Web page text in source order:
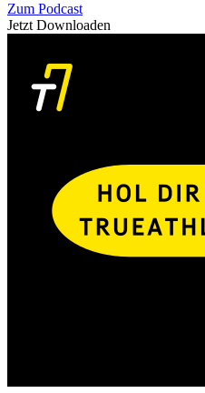
Zum Podcast
Jetzt Downloaden